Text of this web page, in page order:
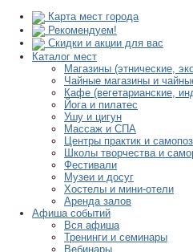
Карта мест города
Рекомендуем!
Скидки и акции для вас
Каталог мест
Магазины (этнические,
Чайные магазины и
Кафе (вегетарианские,
Йога и пилатес
Ушу и цигун
Массаж и СПА
Центры практик и
Школы творчества и
Фестивали
Музеи и досуг
Хостелы и мини-отели
Аренда залов
Афиша событий
Вся афиша
Тренинги и семинары
Вебинары